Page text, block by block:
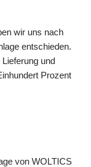
wir uns nach
entschieden.
und
Prozent
von WOLTICS